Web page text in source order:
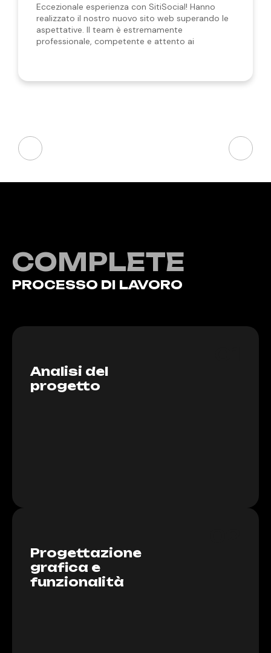
Eccezionale esperienza con SitiSocial! Hanno
realizzato il nostro nuovo sito web superando le
aspettative. Il team è estremamente
professionale, competente e attento ai
Consigliatissimi
COMPLETE
PROCESSO DI LAVORO
Analisi del
progetto
Progettazione
grafica e
funzionalità